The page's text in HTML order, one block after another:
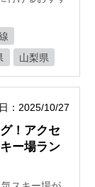
山梨県
：2025/10/27
！アクセ
ー場ラン